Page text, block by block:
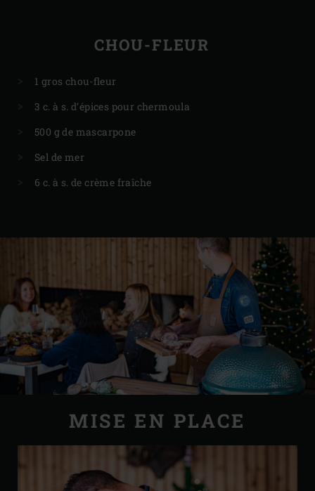
CHOU-FLEUR
1 gros chou-fleur
3 c. à s. d’épices pour chermoula
500 g de mascarpone
Sel de mer
6 c. à s. de crème fraîche
MISE EN PLACE